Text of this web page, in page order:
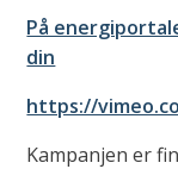
På
din
https://
Kampanjen er